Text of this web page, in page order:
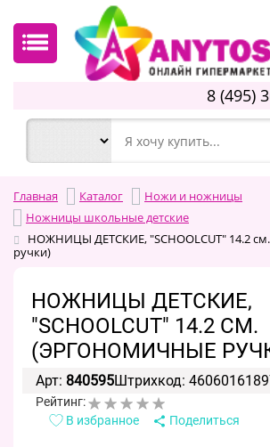
8 (495)
Главная Каталог
Ножи и ножницы
Ножницы школьные детские
НОЖНИЦЫ ДЕТСКИЕ, "SCHOOLCUT" 14.2
ручки)
НОЖНИЦЫ ДЕТСКИЕ,
"SCHOOLCUT" 14.2 СМ.
(ЭРГОНОМИЧНЫЕ
Арт: 840595Штрихкод:
Рейтинг:
В избранное
Поделиться